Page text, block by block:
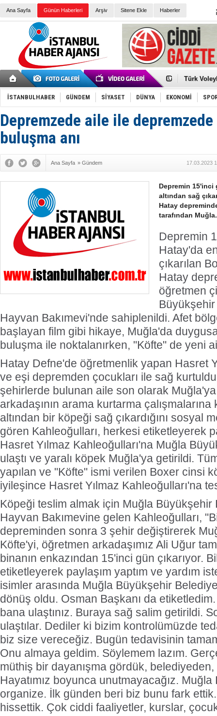
Ana Sayfa Günün Haberleri Arşiv Sitene Ekle Haberler
Elena
Türk
Töreninde
İkinci El
Guguk
Sneaker
Erkek
Tommy
Erdoğan:
İtalyan
İSTANBULHABER GÜNDEM SİYASET DÜNYA EKONOMİ
Depremzede aile ile
buluşma anı
Ana Sayfa » Gündem 17.03.2023
Depremin 15'inci
altından sağ
Hatay
tarafından
Depremin
Hatay'da
çıkarılan
Hatay
öğretmen
Hayvan Bakımevi'nde sahiplenildi. Afet
başlayan film gibi hikaye, Muğla'da
buluşma ile noktalanırken, "Köfte" de yeni
Hatay Defne'de öğretmenlik yapan Hasret
ve eşi depremden çocukları ile sağ
şehirlerde bulunan aile son olarak
arkadaşının arama kurtarma çalışmalarına
altından bir köpeği sağ çıkardığını sosyal
gören Kahleoğulları, herkesi etiketleyerek
Hasret Yılmaz Kahleoğulları'na Muğla
ulaştı ve yaralı köpek Muğla'ya getirildi.
yapılan ve "Köfte" ismi verilen Boxer cinsi
iyileşince Hasret Yılmaz Kahleoğulları'na
Köpeği teslim almak için Muğla Büyükşehir
Hayvan Bakımevine gelen Kahleoğulları,
depreminden sonra 3 şehir değiştirerek
Köfte'yi, öğretmen arkadaşımız Ali Uğur
binanın enkazından 15'inci gün çıkarıyor.
etiketleyerek paylaşım yaptım ve yardım
isimler arasında Muğla Büyükşehir
dönüş oldu. Osman Başkanı da
bana ulaştınız. Buraya sağ salim getirildi.
ulaştılar. Dediler ki bizim kontrolümüzde
biz size vereceğiz. Bugün tedavisinin
Onu almaya geldim. Söylemem lazım.
müthiş bir dayanışma gördük, belediyeden,
Hayatımız boyunca unutmayacağız.
organize. İlk günden beri biz bunu fark ettik.
hissettik. Çok ciddi faaliyetler, kurslar,